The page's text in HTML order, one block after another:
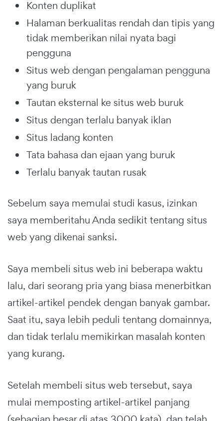
Konten duplikat
Halaman berkualitas rendah dan tipis yang
tidak memberikan nilai nyata bagi
pengguna
Situs web dengan pengalaman pengguna
yang buruk
Tautan eksternal ke situs web buruk
Situs dengan terlalu banyak iklan
Situs ladang konten
Tata bahasa dan ejaan yang buruk
Terlalu banyak tautan rusak
Sebelum saya memulai studi kasus, izinkan
saya memberitahu Anda sedikit tentang situs
web yang dikenai sanksi.
Saya membeli situs web ini beberapa waktu
lalu, dari seorang pria yang biasa menerbitkan
artikel-artikel pendek dengan banyak gambar.
Saat itu, saya lebih peduli tentang domainnya,
dan tidak terlalu memikirkan masalah konten
yang kurang.
Setelah membeli situs web tersebut, saya
mulai memposting artikel-artikel panjang